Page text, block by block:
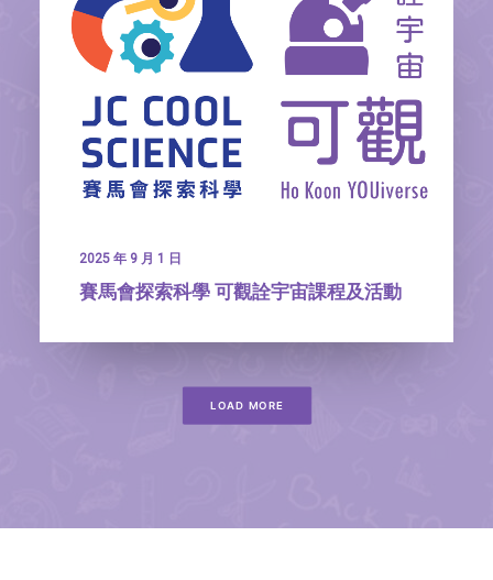
2025 年 9 月 1 日
賽馬會探索科學 可觀詮宇宙課程及活動
LOAD MORE